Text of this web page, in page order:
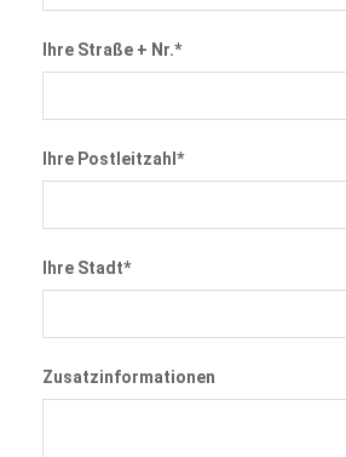
Ihre Straße + Nr.*
Ihre Postleitzahl*
Ihre Stadt*
Zusatzinformationen